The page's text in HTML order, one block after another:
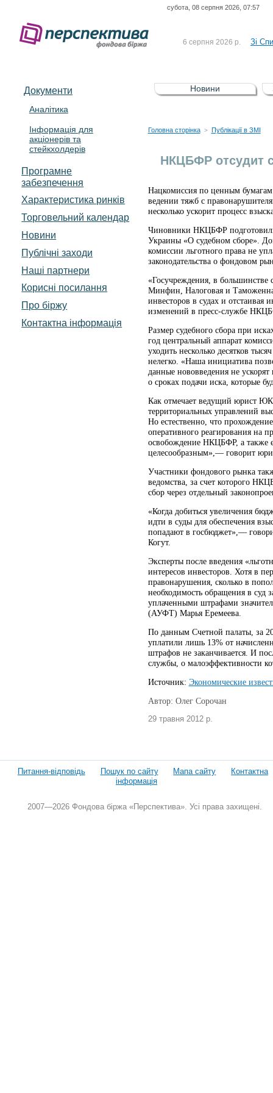
субота, 08 серпня 2026, 07:57
6 серпня 2026 р. Зі
5 серпня 2026 р.
Зі
UA4000232607)
4 серпня 2026 р.
До
Документи
Аналітика
Інформація для
акціонерів та
стейкхолдерів
Програмне
забезпечення
Характеристика pинків
Торговельний календар
Новини
Публічні заходи
Наші партнери
Корисні посилання
Про біржу
Контактна інформація
Новини
Головна сторінка > Публікації в ЗМІ
НКЦБФР отсудит
Нацкомиссия по ценным
ведении тяжб с
несколько ускорит процесс
Чиновники НКЦБФР
Украины «О судебном сборе».
комиссии льготного права не
законодательства о фондовом
«Госучреждения, в
Минфин, Налоговая и
инвесторов в судах и отстаивая
изменений в пресс-службе
Размер судебного сбора при
год центральный аппарат
уходить несколько десятков
нелегко. «Наша инициатива
данные нововведения не
о сроках подачи иска, которые
Как отмечает ведущий юрист
территориальных управлений
Но естественно, что
оперативного реагирования на
освобождение НКЦБФР, а также
целесообразным»,— говорит
Участники фондового рынка
ведомства, за счет которого
сбор через отдельный
«Когда добиться увеличения
идти в суды для обеспечения
попадают в госбюджет»,—
Когут.
Эксперты после введения
интересов инвесторов. Хотя в
правонарушения, сколько в
необходимость обращения в
уплаченными штрафами
(АУФТ) Марья Еремеева.
По данным Счетной палаты, за
уплатили лишь 13% от
штрафов не заканчивается. И
службы, о малоэффективности
Источник: Экономические
Автор: Олег Сорочан
29 травня 2012 р.
Питання-відповідь Пошук по сайту Мапа сайту
Контактна
інформація
2007—2026 Фондова біржа «Перспектива». Усі права захищені.